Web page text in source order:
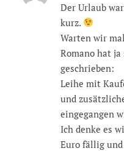
Der Urlaub
kurz.
Warten wir
Romano hat
geschrieben:
Leihe mit
und
eingegangen
Ich denke es
Euro fällig